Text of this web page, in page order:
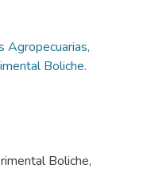
Agropecuarias,
Boliche.
Boliche,